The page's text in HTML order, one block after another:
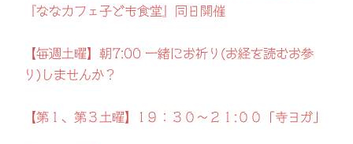
『ななカフェ子ども食堂』同日開催
【毎週土曜】朝7:00 一緒にお祈り(お経を読むお参
り)しませんか？
【第１、第３土曜】1９：３０～２１:００「寺ヨガ」